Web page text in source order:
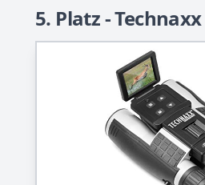
5. Platz -